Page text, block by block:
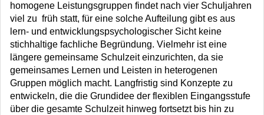
homogene Leistungsgruppen findet nach vier Schuljahren
viel zu früh statt, für eine solche Aufteilung gibt es aus
lern- und entwicklungspsychologischer Sicht keine
stichhaltige fachliche Begründung. Vielmehr ist eine
längere gemeinsame Schulzeit einzurichten, da sie
gemeinsames Lernen und Leisten in heterogenen
Gruppen möglich macht. Langfristig sind Konzepte zu
entwickeln, die die Grundidee der flexiblen Eingangsstufe
über die gesamte Schulzeit hinweg fortsetzt bis hin zu